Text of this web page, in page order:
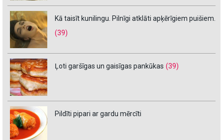
Kā taisīt kunilingu. Pilnīgi atklāti apķērīgiem puišiem.
(39)
Ļoti garšīgas un gaisīgas pankūkas (39)
Pildīti pipari ar gardu mērcīti